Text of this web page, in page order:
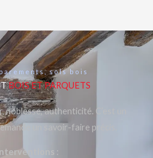
sols bois
BOIS ET PARQUETS
authenticité. C’est un
un savoir-faire précis.
: